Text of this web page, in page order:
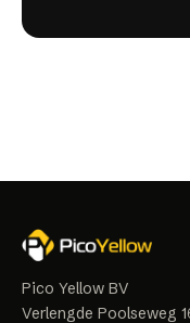
Pico Yellow BV
Verlengde Poolseweg